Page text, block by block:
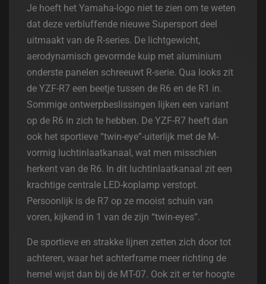
Je hoeft het Yamaha-logo niet te zien om te weten
dat deze verbluffende nieuwe Supersport deel
uitmaakt van de R-series. De lichtgewicht,
aerodynamisch gevormde kuip met aluminium
onderste panelen schreeuwt R-serie. Qua looks zit
de YZF-R7 een beetje tussen de R6 en de R1 in.
Sommige ontwerpbeslissingen lijken een variant
op de R6 in zich te hebben. De YZF-R7 heeft dan
ook het sportieve “twin-eye”-uiterlijk met de M-
vormig luchtinlaatkanaal, wat men misschien
herkent van de R6. In dit luchtinlaatkanaal zit een
krachtige centrale LED-koplamp verstopt.
Persoonlijk is de R7 op ze mooist schuin van
voren, kijkend in 1 van de zijn “twin-eyes”.
De sportieve en strakke lijnen zetten zich door tot
achteren, waar het achterframe meer richting de
hemel wijst dan bij de MT-07. Ook zit er ter hoogte